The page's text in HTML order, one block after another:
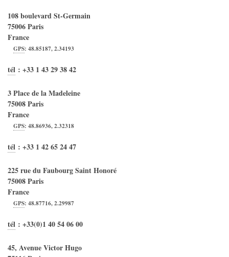
108 boulevard St-Germain
75006Paris
France
GPS:48.85187,2.34193
tél : +33 1 43 29 38 42
3 Place de la Madeleine
75008Paris
France
GPS:48.86936,2.32318
tél : +33 1 42 65 24 47
225 rue du Faubourg Saint Honoré
75008Paris
France
GPS:48.87716,2.29987
tél : +33(0)1 40 54 06 00
45, Avenue Victor Hugo